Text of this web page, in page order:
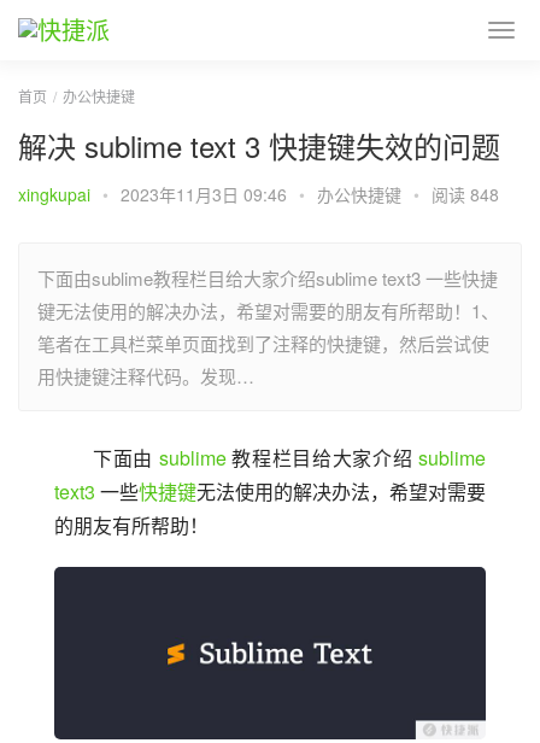
首页 办公快捷键
解决 sublime text 3 快捷键失效的问题
xingkupai • 2023年11月3日 09:46 • 办公快捷键 • 阅读 848
下面由sublime​教程栏目给大家介绍sublime text3 一些快捷
键无法使用的解决办法，希望对需要的朋友有所帮助！1、
笔者在工具栏菜单页面找到了注释的快捷键，然后尝试使
用快捷键注释代码。发现…
下面由 sublime 教程栏目给大家介绍 sublime
text3 一些快捷键无法使用的解决办法，希望对需要
的朋友有所帮助！